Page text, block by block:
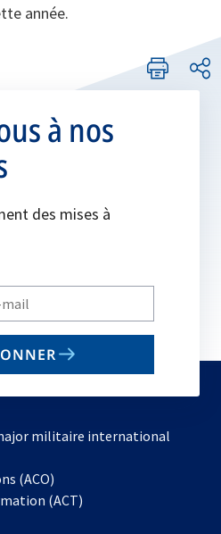
année.
à nos
des mises à
militaire international
(ACO)
dans
(ACT)